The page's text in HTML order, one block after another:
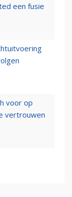
een fusie
voor op
vertrouwen